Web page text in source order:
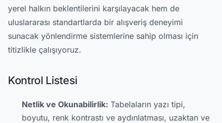
yerel halkın beklentilerini karşılayacak hem de
uluslararası standartlarda bir alışveriş deneyimi
sunacak yönlendirme sistemlerine sahip olması için
titizlikle çalışıyoruz.
Kontrol Listesi
Netlik ve Okunabilirlik: Tabelaların yazı tipi,
boyutu, renk kontrastı ve aydınlatması, uzaktan ve